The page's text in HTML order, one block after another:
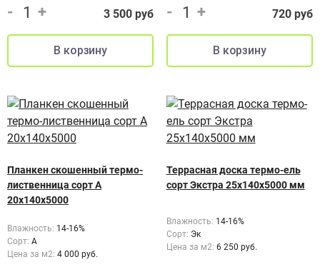
- + 3 500 руб - + 720 руб
Планкен скошенный термо-
лиственница сорт А
20х140х5000
Влажность: 14-16%
Сорт: А
Цена за м2: 4 000 руб.
Террасная доска термо-ель
сорт Экстра 25x140x5000 мм
Влажность: 14-16%
Сорт: Эк
Цена за м2: 6 250 руб.